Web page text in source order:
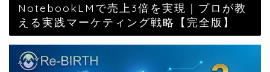
NotebookLMで売上3倍を実現｜プロが教
える実践マーケティング戦略【完全版】